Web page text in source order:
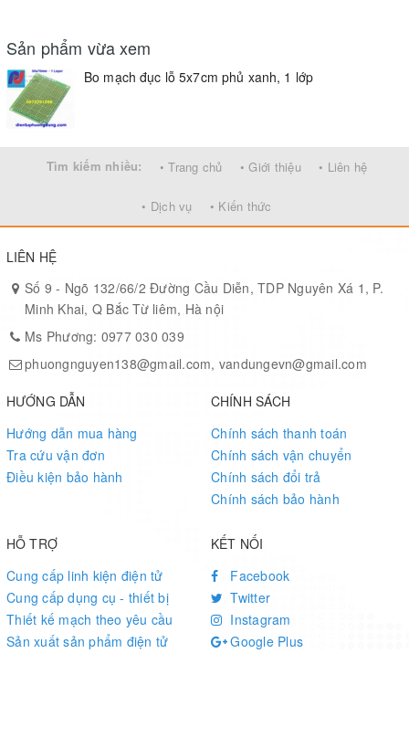
khoan 1mm, khoảng cách lỗ khoan
2.54mm (100mil)
Sản phẩm vừa xem
Bo mạch đục lỗ 5x7cm phủ xanh, 1 lớp
Tìm kiếm nhiều: • Trang chủ • Giới thiệu • Liên hệ
• Dịch vụ • Kiến thức
LIÊN HỆ
Số 9 - Ngõ 132/66/2 Đường Cầu Diễn, TDP Nguyên Xá 1, P.
Minh Khai, Q Bắc Từ liêm, Hà nội
Ms Phương: 0977 030 039
phuongnguyen138@gmail.com, vandungevn@gmail.com
HƯỚNG DẪN
Hướng dẫn mua hàng
Tra cứu vận đơn
Điều kiện bảo hành
CHÍNH SÁCH
Chính sách thanh toán
Chính sách vận chuyển
Chính sách đổi trả
Chính sách bảo hành
HỖ TRỢ
Cung cấp linh kiện điện tử
Cung cấp dụng cụ - thiết bị
Thiết kế mạch theo yêu cầu
Sản xuất sản phẩm điện tử
KẾT NỐI
Facebook
Twitter
Instagram
Google Plus